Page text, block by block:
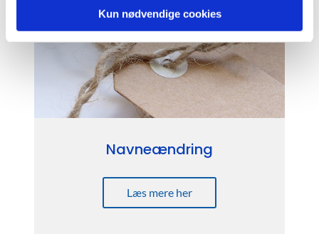
Kun nødvendige cookies
Navneændring
Læs mere her